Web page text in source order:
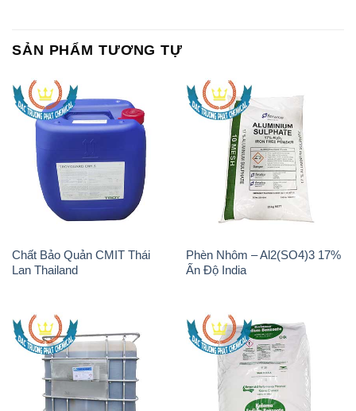
Chất tạo bọt Las P Tico Tank
IBC Bồn Việt Nam
Sodium Benzoate – Mốc Bột
Kalama Food Grade Mỹ Usa
H2O2 – Hydrogen Peroxide
50% Thái Lan Solvay
K2Co3 – Potassium
Carbonate Mỹ USA